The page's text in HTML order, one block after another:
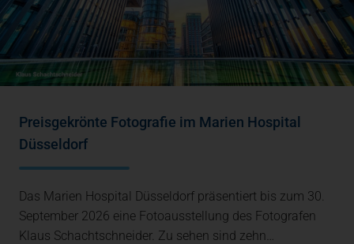
Preisgekrönte Fotografie im Marien Hospital
Düsseldorf
Das Marien Hospital Düsseldorf präsentiert bis zum 30.
September 2026 eine Fotoausstellung des Fotografen
Klaus Schachtschneider. Zu sehen sind zehn…